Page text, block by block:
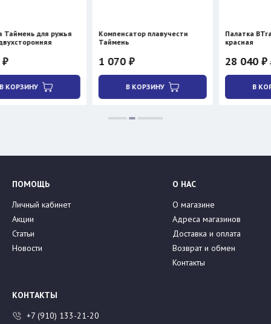
ружья
Компенсатор плавучести
Палатка BTrace ATLANT 3
32 990 ₽
ПОМОЩЬ
Личный кабинет
Акции
Статьи
Новости
О НАС
О магазине
Адреса магазинов
Доставка и оплата
Возврат и обмен
Контакты
КОНТАКТЫ
+7 (910) 133-21-20